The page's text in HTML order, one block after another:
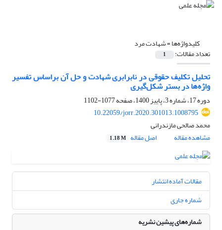
کلیدواژه‌ها =شهادت مرد
تعداد مقالات: 1
تحلیل تکلیف حقوقی در نابرابری شهادت و حل آن براساس تفسیر
واژه‌ها در بستر شکل‌گیری
دوره 17، شماره 3، پاییز 1400، صفحه
1077-1102
10.22059/jorr.2020.301013.1008795
محمد صالحی مازندرانی
مشاهده مقاله
اصل مقاله 1.18 M
مقالات آماده انتشار
شماره جاری
شماره‌های پیشین نشریه